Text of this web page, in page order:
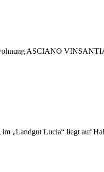
ASCIANO
Lucia“ liegt auf